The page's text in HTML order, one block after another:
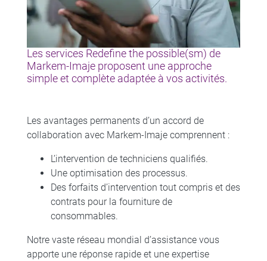
Les services Redefine the possible(sm) de
Markem-Imaje proposent une approche
simple et complète adaptée à vos activités.
Les avantages permanents d’un accord de
collaboration avec Markem-Imaje comprennent :
L’intervention de techniciens qualifiés.
Une optimisation des processus.
Des forfaits d’intervention tout compris et des
contrats pour la fourniture de
consommables.
Notre vaste réseau mondial d’assistance vous
apporte une réponse rapide et une expertise